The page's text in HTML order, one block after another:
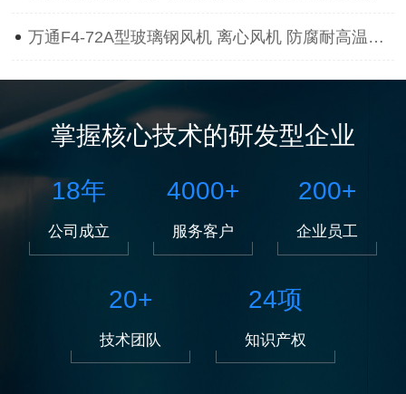
万通F4-72A型玻璃钢风机 离心风机 防腐耐高温离心风机
掌握核心技术的研发型企业
18年
公司成立
4000+
服务客户
200+
企业员工
20+
技术团队
24项
知识产权